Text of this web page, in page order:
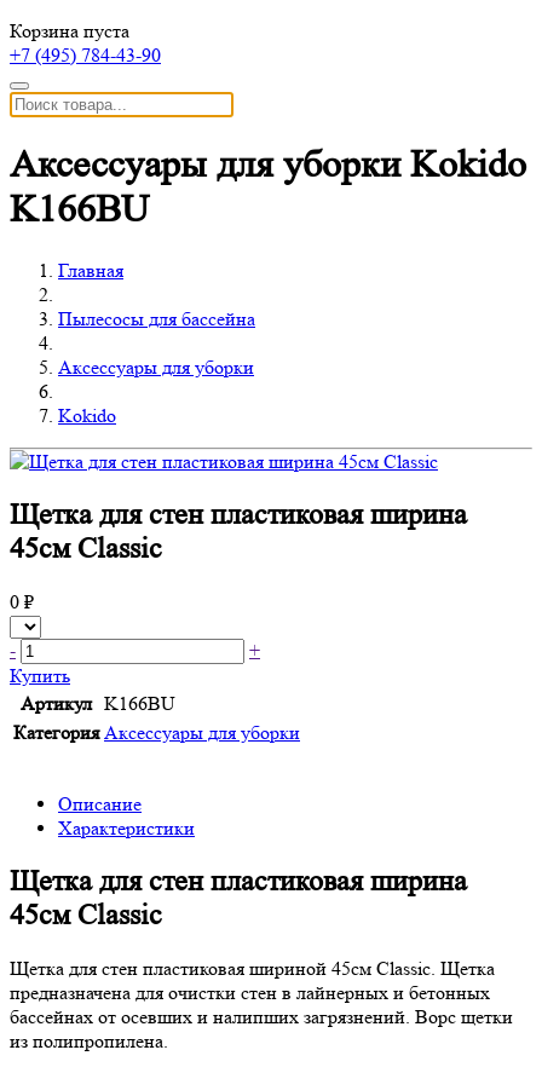
Корзина пуста
+7 (495) 784-43-90
Аксессуары для уборки Kokido
K166BU
Главная
Пылесосы для бассейна
Аксессуары для уборки
Kokido
Щетка для стен пластиковая ширина
45см Classic
0 ₽
-
+
Купить
Артикул K166BU
Категория Аксессуары для уборки
Описание
Характеристики
Щетка для стен пластиковая ширина
45см Classic
Щетка для стен пластиковая шириной 45см Classic. Щетка
предназначена для очистки стен в лайнерных и бетонных
бассейнах от осевших и налипших загрязнений. Ворс щетки
из полипропилена.